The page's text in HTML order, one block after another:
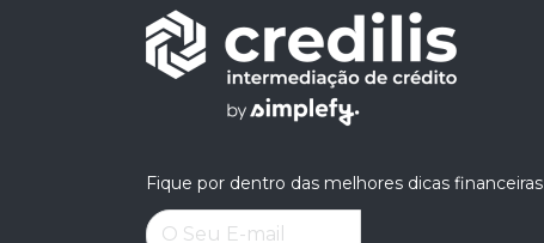
Fique por dentro das melhores dicas financeiras